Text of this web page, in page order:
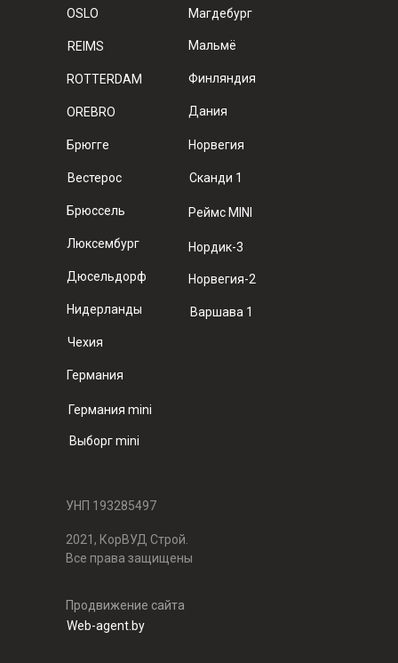
2021, КорВУД Строй.
Все права защищены
УНП 193285497
OSLO
REIMS
ROTTERDAM
OREBRO
Брюгге
Вестерос
Брюссель
Люксембург
Дюсельдорф
Нидерланды
Чехия
Германия
Германия mini
Выборг mini
Магдебург
Мальмё
Финляндия
Дания
Норвегия
Сканди 1
Реймс MINI
Продвижение сайта
Web-agent.by
Нордик-3
Норвегия-2
Варшава 1